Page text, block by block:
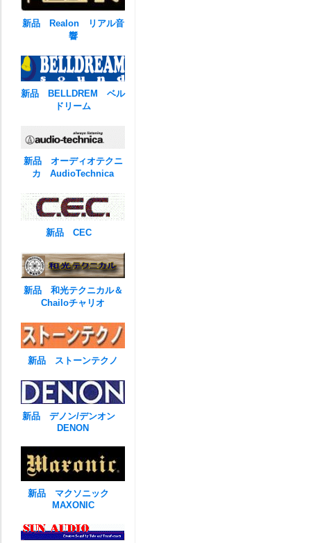
新品 Realon リアル音
響
新品 BELLDREM ベル
ドリーム
新品 オーディオテクニ
カ AudioTechnica
新品 CEC
新品 和光テクニカル＆
Chailoチャリオ
新品 ストーンテクノ
新品 デノン/デンオン
DENON
新品 マクソニック
MAXONIC